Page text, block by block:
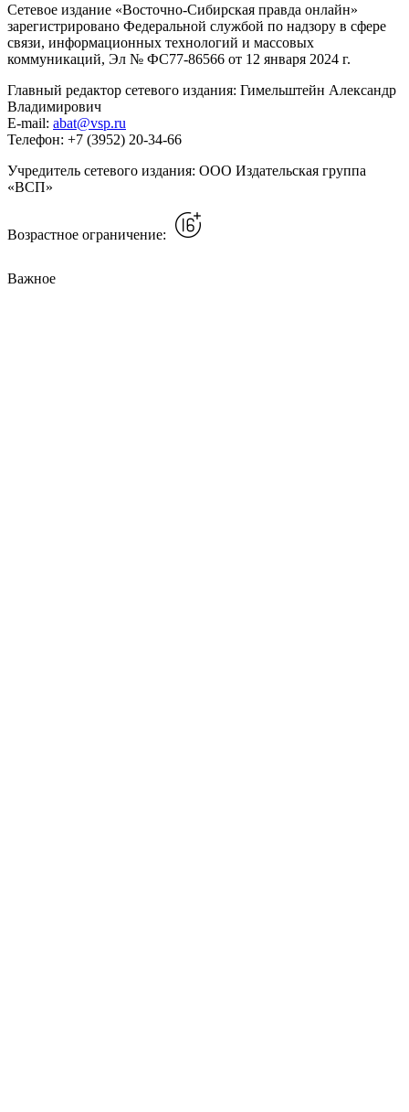
Сетевое издание «Восточно-Сибирская правда онлайн»
зарегистрировано Федеральной службой по надзору в сфере
связи, информационных технологий и массовых
коммуникаций, Эл № ФС77-86566 от 12 января 2024 г.
Главный редактор сетевого издания: Гимельштейн Александр
Владимирович
E-mail: abat@vsp.ru
Телефон: +7 (3952) 20-34-66
Учредитель сетевого издания: ООО Издательская группа
«ВСП»
Возрастное ограничение:
Важное